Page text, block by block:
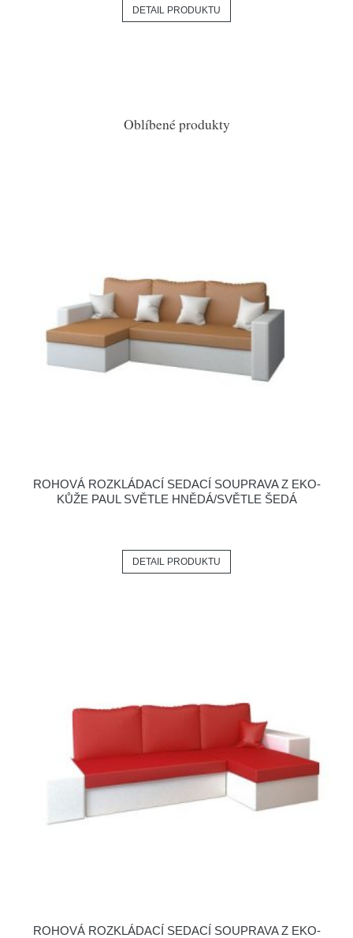
DETAIL PRODUKTU
Oblíbené produkty
ROHOVÁ ROZKLÁDACÍ SEDACÍ SOUPRAVA Z EKO-
KŮŽE PAUL SVĚTLE HNĚDÁ/SVĚTLE ŠEDÁ
DETAIL PRODUKTU
ROHOVÁ ROZKLÁDACÍ SEDACÍ SOUPRAVA Z EKO-